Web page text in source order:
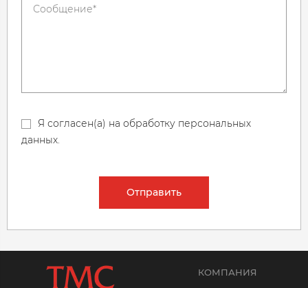
Я согласен(а) на обработку персональных
данных.
Отправить
КОМПАНИЯ